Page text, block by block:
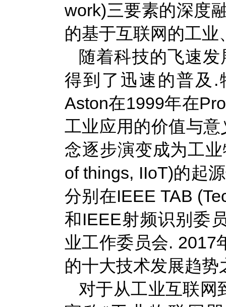
work)三要素的深度
的基于互联网的工
随着科技的飞速
得到了迅速的普及.
Aston在1999年在
工业应用的价值与
念逐步演变成为工
of things, IIoT)的起
分别在IEEE TAB
和IEEE射频识别委
业工作委员会. 2017
的十大技术发展趋势
对于从工业互联网